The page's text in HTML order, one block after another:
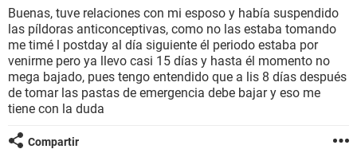
BIENESTAR
SEXUALIDAD
GLOSARIO
Buenas, tuve relaciones con mi esposo y había suspendido
las píldoras anticonceptivas, como no las estaba tomando
me timé l postday al día siguiente él periodo estaba por
venirme pero ya llevo casi 15 días y hasta él momento no
mega bajado, pues tengo entendido que a lis 8 días después
de tomar las pastas de emergencia debe bajar y eso me
tiene con la duda
Compartir